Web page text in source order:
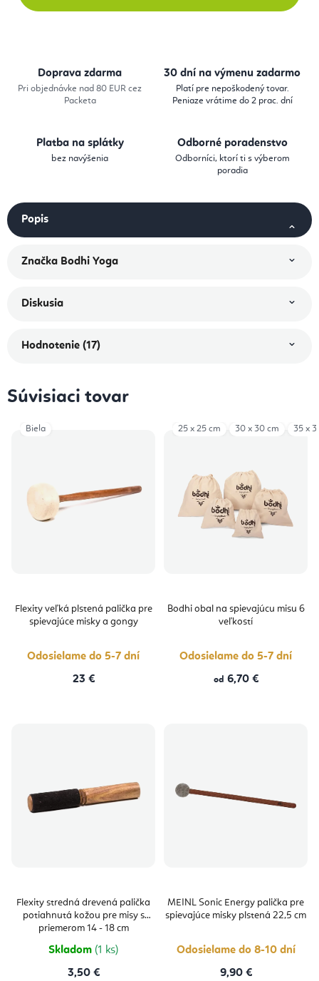
Doprava zdarma
Pri objednávke nad 80 EUR cez
Packeta
30 dní na výmenu zadarmo
Platí pre nepoškodený tovar.
Peniaze vrátime do 2 prac. dní
Platba na splátky
bez navýšenia
Odborné poradenstvo
Odborníci, ktorí ti s výberom
poradia
Popis
Značka Bodhi Yoga
Diskusia
Hodnotenie (17)
Súvisiaci tovar
Flexity veľká plstená palička pre
spievajúce misky a gongy
Odosielame do 5-7 dní
23 €
Biela
Bodhi obal na spievajúcu misu 6
veľkostí
Odosielame do 5-7 dní
od 6,70 €
25 x 25 cm 30 x 30 cm 35 x
Flexity stredná drevená palička
potiahnutá kožou pre misy s
priemerom 14 - 18 cm
Skladom (1 ks)
3,50 €
MEINL Sonic Energy palička pre
spievajúce misky plstená 22,5 cm
Odosielame do 8-10 dní
9,90 €